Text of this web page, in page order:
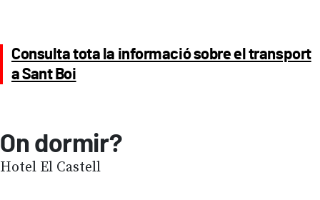
Consulta tota la informació sobre el transport
a Sant Boi
On dormir?
Hotel El Castell